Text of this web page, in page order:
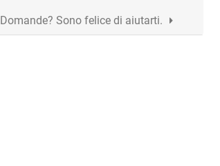
Domande? Sono felice di aiutarti.